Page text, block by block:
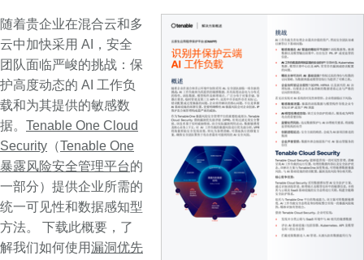
随着贵企业在混合云和多
云中加快采用 AI，安全
团队面临严峻的挑战：保
护高度动态的 AI 工作负
载和为其提供的敏感数
据。 Tenable One Cloud
Security （Tenable One
暴露风险安全管理平台的
一部分）提供企业所需的
统一可见性和数据感知型
方法。 下载此概要，了
解我们如何使用漏洞优先